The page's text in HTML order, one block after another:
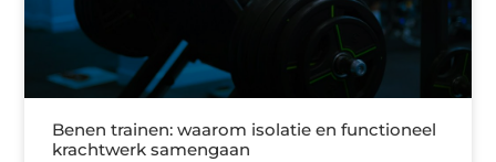
Benen trainen: waarom isolatie en functioneel
krachtwerk samengaan